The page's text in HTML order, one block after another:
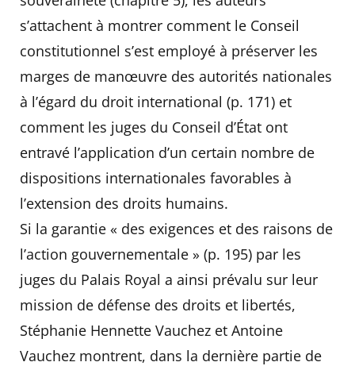
s’attachent à montrer comment le Conseil
constitutionnel s’est employé à préserver les
marges de manœuvre des autorités nationales
à l’égard du droit international (p. 171) et
comment les juges du Conseil d’État ont
entravé l’application d’un certain nombre de
dispositions internationales favorables à
l’extension des droits humains.
Si la garantie « des exigences et des raisons de
l’action gouvernementale » (p. 195) par les
juges du Palais Royal a ainsi prévalu sur leur
mission de défense des droits et libertés,
Stéphanie Hennette Vauchez et Antoine
Vauchez montrent, dans la dernière partie de